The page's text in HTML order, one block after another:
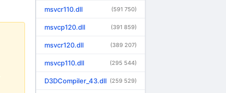
msvcr110.dll (591 750)
msvcp120.dll (391 859)
msvcr120.dll (389 207)
msvcp110.dll (295 544)
D3DCompiler_43.dll (259 529)